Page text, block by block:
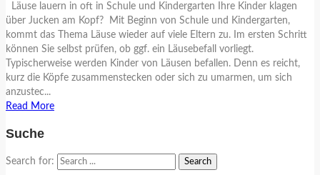
Läuse lauern in oft in Schule und Kindergarten Ihre Kinder klagen
über Jucken am Kopf? Mit Beginn von Schule und Kindergarten,
kommt das Thema Läuse wieder auf viele Eltern zu. Im ersten Schritt
können Sie selbst prüfen, ob ggf. ein Läusebefall vorliegt.
Typischerweise werden Kinder von Läusen befallen. Denn es reicht,
kurz die Köpfe zusammenstecken oder sich zu umarmen, um sich
anzustec...
Read More
Suche
Search for: